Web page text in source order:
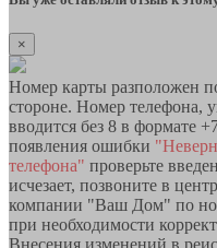
×
Номер карты разположен
стороне. Номер телефона,
вводится без 8 в формате
появления ошибки
телефона" проверьте
исчезает, позвоните в
компании "Ваш Дом" по
при необходимости